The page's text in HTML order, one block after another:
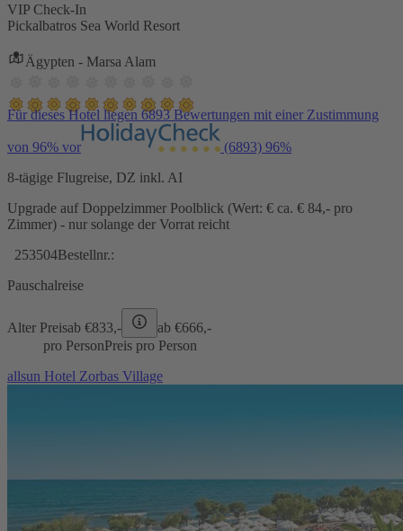
VIP Check-In
Pickalbatros Sea World Resort
Ägypten - Marsa Alam
Für dieses Hotel liegen 6893 Bewertungen mit einer Zustimmung
von 96% vor (6893) 96%
8-tägige Flugreise, DZ inkl. AI
Upgrade auf Doppelzimmer Poolblick (Wert: € ca. € 84,- pro
Zimmer) - nur solange der Vorrat reicht
253504Bestellnr.:
Pauschalreise
Alter Preisab €833,- ab €666,-
pro PersonPreis pro Person
allsun Hotel Zorbas Village